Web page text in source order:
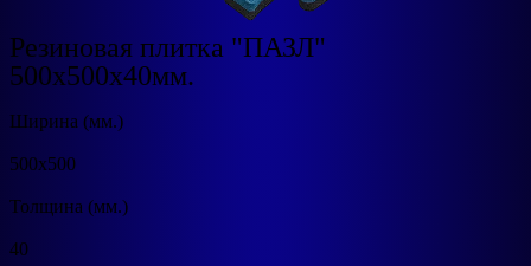
Резиновая плитка "ПАЗЛ"
500x500х40мм.
Ширина (мм.)
500х500
Толщина (мм.)
40